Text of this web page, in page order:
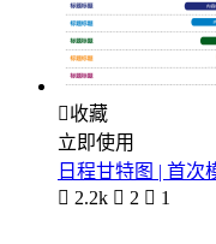
收藏
立即使用
日程甘特图 | 首次
 2.2k  2  1